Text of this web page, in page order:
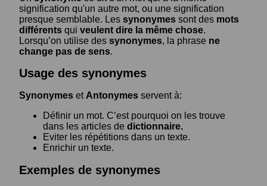
signification qu'un autre mot, ou une signification
presque semblable. Les synonymes sont des mots
différents qui veulent dire la même chose.
Lorsqu’on utilise des synonymes, la phrase ne
change pas de sens.
Usage des synonymes
Synonymes et Antonymes servent à:
Définir un mot. C’est pourquoi on les trouve
dans les articles de dictionnaire.
Eviter les répétitions dans un texte.
Enrichir un texte.
Exemples de synonymes